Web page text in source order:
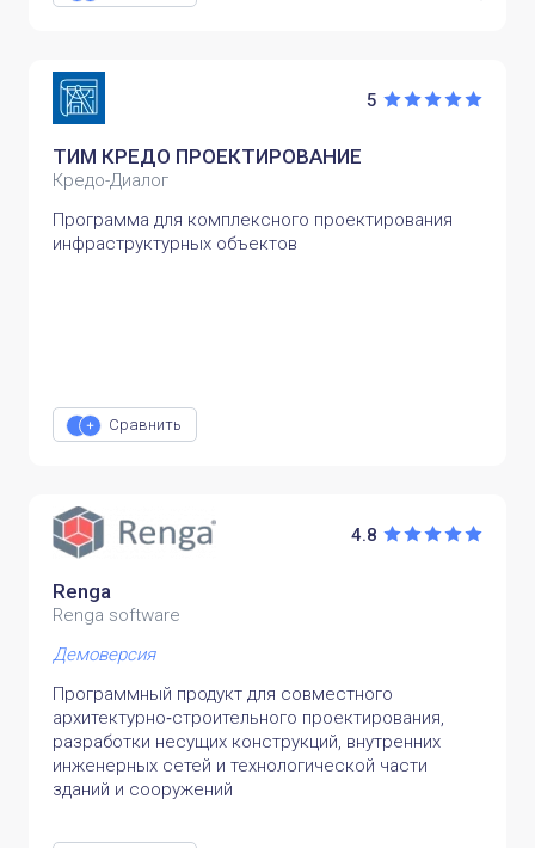
5
ТИМ КРЕДО ПРОЕКТИРОВАНИЕ
Кредо-Диалог
Программа для комплексного проектирования
инфраструктурных объектов
Сравнить
4.8
Renga
Renga software
Демоверсия
Программный продукт для совместного
архитектурно‑строительного проектирования,
разработки несущих конструкций, внутренних
инженерных сетей и технологической части
зданий и сооружений